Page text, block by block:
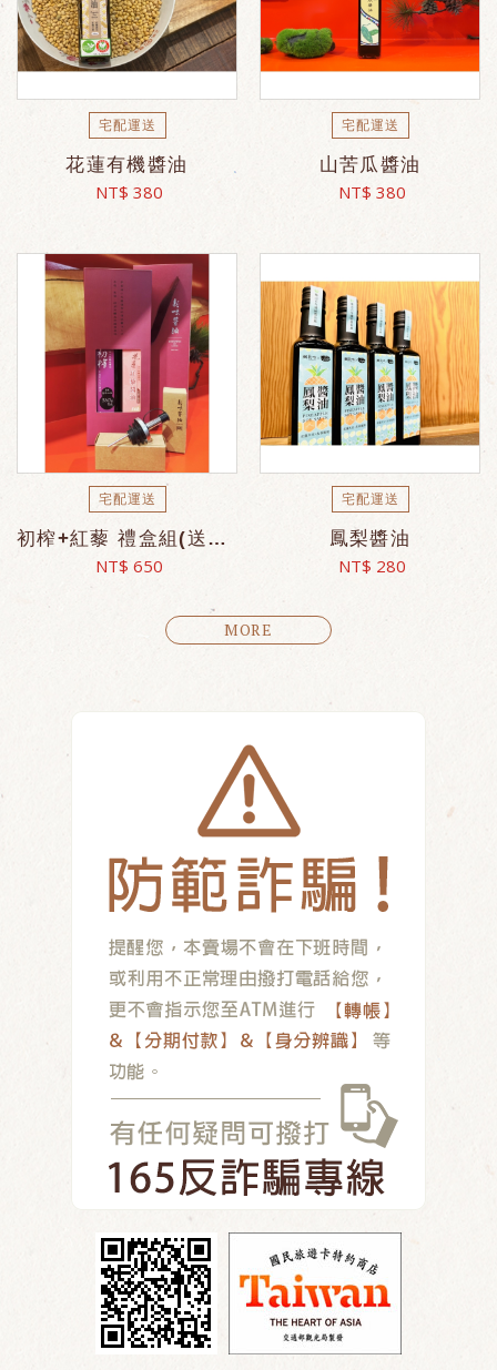
宅配運送
花蓮有機醬油
NT$ 380
宅配運送
山苦瓜醬油
NT$ 380
宅配運送
初榨+紅藜 禮盒組(送油嘴)
NT$ 650
宅配運送
鳳梨醬油
NT$ 280
MORE